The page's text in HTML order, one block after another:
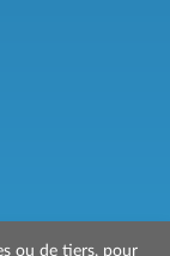
ou de tiers, pour